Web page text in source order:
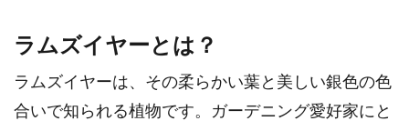
ラムズイヤーとは？
ラムズイヤーは、その柔らかい葉と美しい銀色の色
合いで知られる植物です。ガーデニング愛好家にと